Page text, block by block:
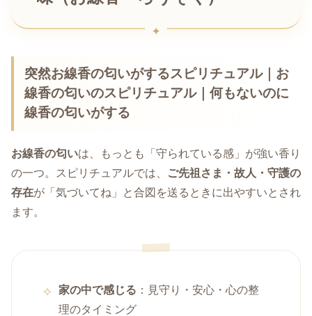
突然お線香の匂いがするスピリチュアル｜お
線香の匂いのスピリチュアル｜何もないのに
線香の匂いがする
お線香の匂いは、もっとも「守られている感」が強い香り
の一つ。スピリチュアルでは、
ご先祖さま・故人・守護の
存在が「気づいてね」と合図を送るときに出やすいとされ
ます。
家の中で感じる ：見守り・安心・心の整
理のタイミング